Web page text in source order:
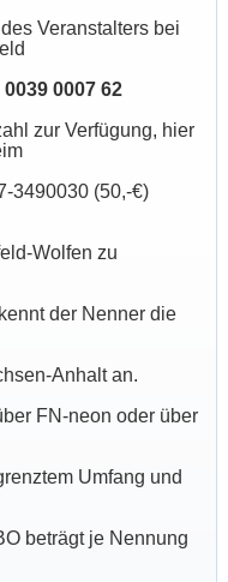
Veranstalters bei
0039 0007 62
zur Verfügung, hier
3490030 (50,-€)
Wolfen zu
der Nenner die
Anhalt an.
FN-neon oder über
Umfang und
beträgt je Nennung